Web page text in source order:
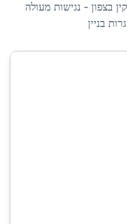
בצפון - נגישות מעולה
בניין